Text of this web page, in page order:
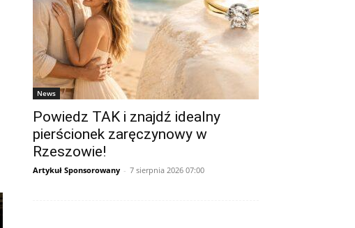
News
Powiedz TAK i znajdź idealny
pierścionek zaręczynowy w
Rzeszowie!
Artykuł Sponsorowany - 7 sierpnia 2026 07:00